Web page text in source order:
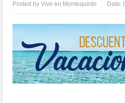
Posted byVivir en Montequinto Date: